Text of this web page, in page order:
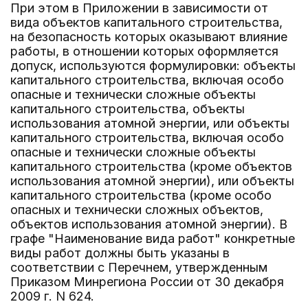
При этом в Приложении в зависимости от
вида объектов капитального строительства,
на безопасность которых оказывают влияние
работы, в отношении которых оформляется
допуск, используются формулировки: объекты
капитального строительства, включая особо
опасные и технически сложные объекты
капитального строительства, объекты
использования атомной энергии, или объекты
капитального строительства, включая особо
опасные и технически сложные объекты
капитального строительства (кроме объектов
использования атомной энергии), или объекты
капитального строительства (кроме особо
опасных и технически сложных объектов,
объектов использования атомной энергии). В
графе "Наименование вида работ" конкретные
виды работ должны быть указаны в
соответствии с Перечнем, утвержденным
Приказом Минрегиона России от 30 декабря
2009 г. N 624.